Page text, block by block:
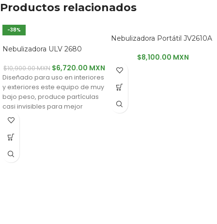
mediana escala.
Productos relacionados
-38%
Nebulizadora ULV 2680
$10,900.00 MXN $6,720.00 MXN
Diseñado para uso en interiores
y exteriores este equipo de muy
bajo peso, produce partículas
casi invisibles para mejor
penetración y difusión. La
boquilla flexible permite llegar a
áreas de difícil alcance.
Nebulizadora Portátil JV2610A
$8,100.00 MXN